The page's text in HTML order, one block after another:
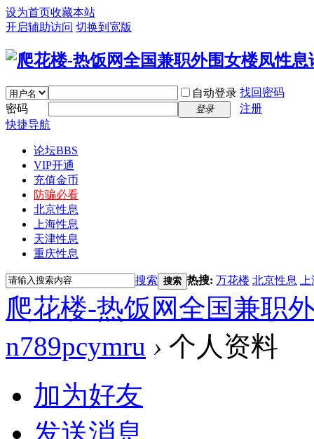
设为首页收藏本站
开启辅助访问 切换到宽版
自动登录 找回密码
密码
登录
注册
快捷导航
论坛BBS
VIP开通
充值金币
防骗必看
北京性息
上海性息
天津性息
重庆性息
搜索 搜索 热搜: 万花楼 北京性息
爬花楼-热饭网全国兼职
n789pcymru › 个人资料
加为好友
发送消息